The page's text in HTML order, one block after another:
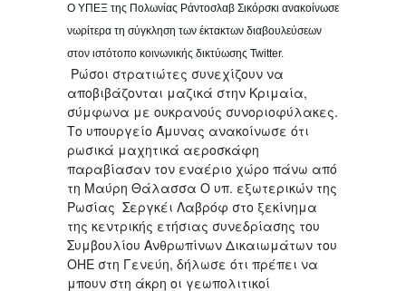
Ο ΥΠΕΞ της Πολωνίας Ράντοσλαβ Σικόρσκι ανακοίνωσε
νωρίτερα τη σύγκληση των έκτακτων διαβουλεύσεων
στον ιστότοπο κοινωνικής δικτύωσης Twitter.
Ρώσοι στρατιώτες συνεχίζουν να
αποβιβάζονται μαζικά στην Κριμαία,
σύμφωνα με ουκρανούς συνοριοφύλακες.
Το υπουργείο Άμυνας ανακοίνωσε ότι
ρωσικά μαχητικά αεροσκάφη
παραβίασαν τον εναέριο χώρο πάνω από
τη Μαύρη Θάλασσα Ο υπ. εξωτερικών της
Ρωσίας Σεργκέι Λαβρόφ στο ξεκίνημα
της κεντρικής ετήσιας συνεδρίασης του
Συμβουλίου Ανθρωπίνων Δικαιωμάτων του
ΟΗΕ στη Γενεύη, δήλωσε ότι πρέπει να
μπουν στη άκρη οι γεωπολιτικοί